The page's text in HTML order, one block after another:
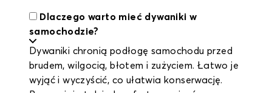
Dlaczego warto mieć dywaniki w
samochodzie?
Dywaniki chronią podłogę samochodu przed
brudem, wilgocią, błotem i zużyciem. Łatwo je
wyjąć i wyczyścić, co ułatwia konserwację.